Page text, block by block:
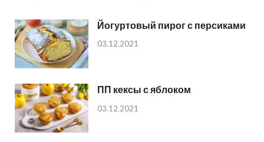
Йогуртовый пирог с персиками
03.12.2021
ПП кексы с яблоком
03.12.2021